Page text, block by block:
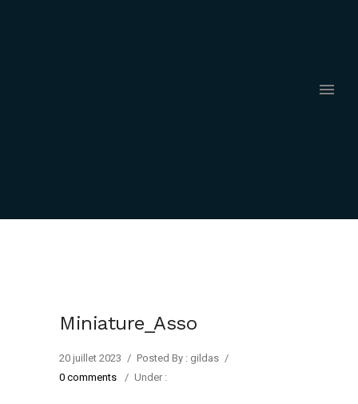
Miniature_Asso
20 juillet 2023 / Posted By : gildas /
0 comments
/ Under :